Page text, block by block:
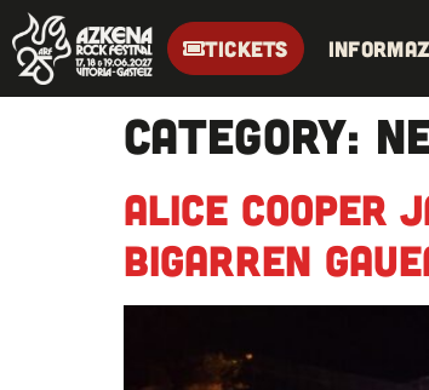
TICKETS
Category:
Alice Cooper
bigarren